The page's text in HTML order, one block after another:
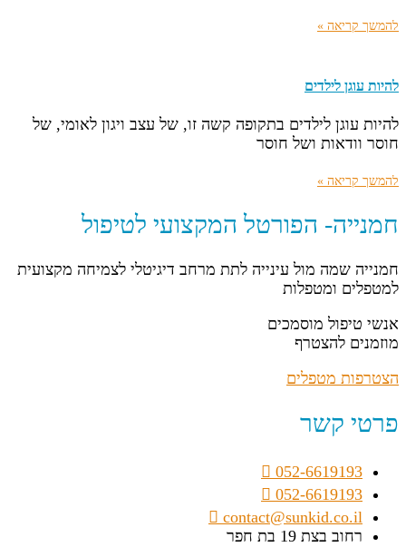
להמשך קריאה »
להיות עוגן לילדים
להיות עוגן לילדים בתקופה קשה זו, של עצב ויגון לאומי, של
חוסר וודאות ושל חוסר
להמשך קריאה »
חמנייה- הפורטל המקצועי לטיפול
חמנייה שמה מול עינייה לתת מרחב דיגיטלי לצמיחה מקצועית
למטפלים ומטפלות
אנשי טיפול מוסמכים
מוזמנים להצטרף
הצטרפות מטפלים
פרטי קשר
052-6619193
052-6619193
contact@sunkid.co.il
רחוב בצת 19 בת חפר